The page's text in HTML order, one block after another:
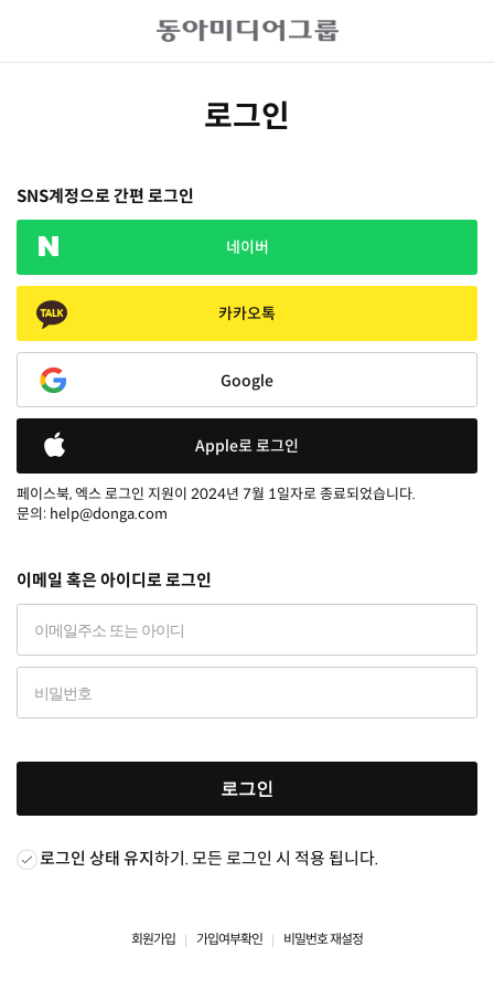
로그인
SNS계정으로 간편 로그인
네이버
카카오톡
Google
Apple로 로그인
페이스북, 엑스 로그인 지원이 2024년 7월 1일자로 종료되었습니다.
문의: help@donga.com
이메일 혹은 아이디로 로그인
로그인
로그인 상태 유지하기. 모든 로그인 시 적용 됩니다.
회원가입 가입여부확인 비밀번호 재설정